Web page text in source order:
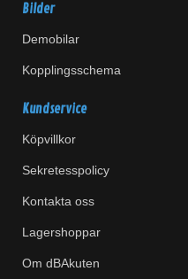
Bilder
Demobilar
Kopplingsschema
Kundservice
Köpvillkor
Sekretesspolicy
Kontakta oss
Lagershoppar
Om dBAkuten